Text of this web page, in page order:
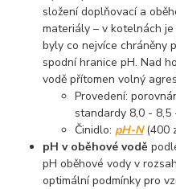
složení doplňovací a
materiály – v kotelnách
byly co nejvíce chráněny
spodní hranice pH. Nad
vodě přítomen volný
Provedení:
standardy 8,0 -
Činidlo:pH-N (400
pH v oběhové vodě
pH oběhové vody v
optimální podmínky pro